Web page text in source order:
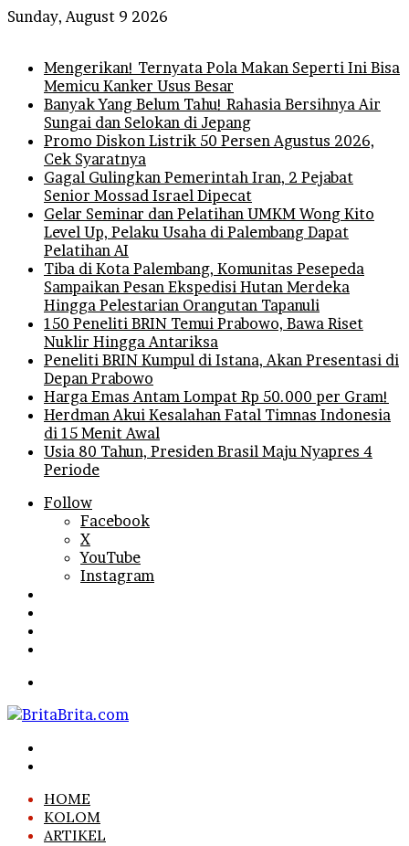
Sunday, August 9 2026
Mengerikan! Ternyata Pola Makan Seperti Ini Bisa
Memicu Kanker Usus Besar
Banyak Yang Belum Tahu! Rahasia Bersihnya Air
Sungai dan Selokan di Jepang
Promo Diskon Listrik 50 Persen Agustus 2026,
Cek Syaratnya
Gagal Gulingkan Pemerintah Iran, 2 Pejabat
Senior Mossad Israel Dipecat
Gelar Seminar dan Pelatihan UMKM Wong Kito
Level Up, Pelaku Usaha di Palembang Dapat
Pelatihan AI
Tiba di Kota Palembang, Komunitas Pesepeda
Sampaikan Pesan Ekspedisi Hutan Merdeka
Hingga Pelestarian Orangutan Tapanuli
150 Peneliti BRIN Temui Prabowo, Bawa Riset
Nuklir Hingga Antariksa
Peneliti BRIN Kumpul di Istana, Akan Presentasi di
Depan Prabowo
Harga Emas Antam Lompat Rp 50.000 per Gram!
Herdman Akui Kesalahan Fatal Timnas Indonesia
di 15 Menit Awal
Usia 80 Tahun, Presiden Brasil Maju Nyapres 4
Periode
Follow
Facebook
X
YouTube
Instagram
HOME
KOLOM
ARTIKEL